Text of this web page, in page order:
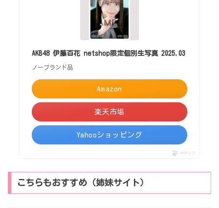
AKB48 伊藤百花 netshop限定個別生写真 2025.03
ノーブランド品
Amazon
楽天市場
Yahooショッピング
ポチップ
こちらもおすすめ（姉妹サイト）